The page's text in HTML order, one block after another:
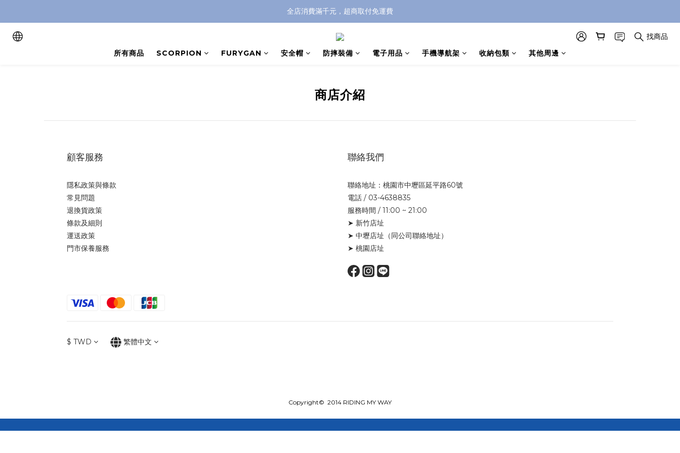
全店消費滿千元，超商取付免運費
全店消費滿千元，超商取付免運費
註冊即贈100元購物金，完整註冊加碼50元購物點數➟➟➟
全店消費滿千元，超商取付免運費
找商品
所有商品
SCORPION FURYGAN 安全帽 防摔裝備 電子用品 手機導航架 收納包類 其他周邊
商店介紹
顧客服務
隱私政策與條款
常見問題
退換貨政策
條款及細則
運送政策
門市保養服務
聯絡我們
聯絡地址：桃園市中壢區延平路60號
電話 / 03-4638835
服務時間 / 11:00 ~ 21:00
➤ 新竹店址
➤ 中壢店址 （同公司聯絡地址）
➤ 桃園店址
$ TWD 繁體中文
Copyright© 2014 RIDING MY WAY